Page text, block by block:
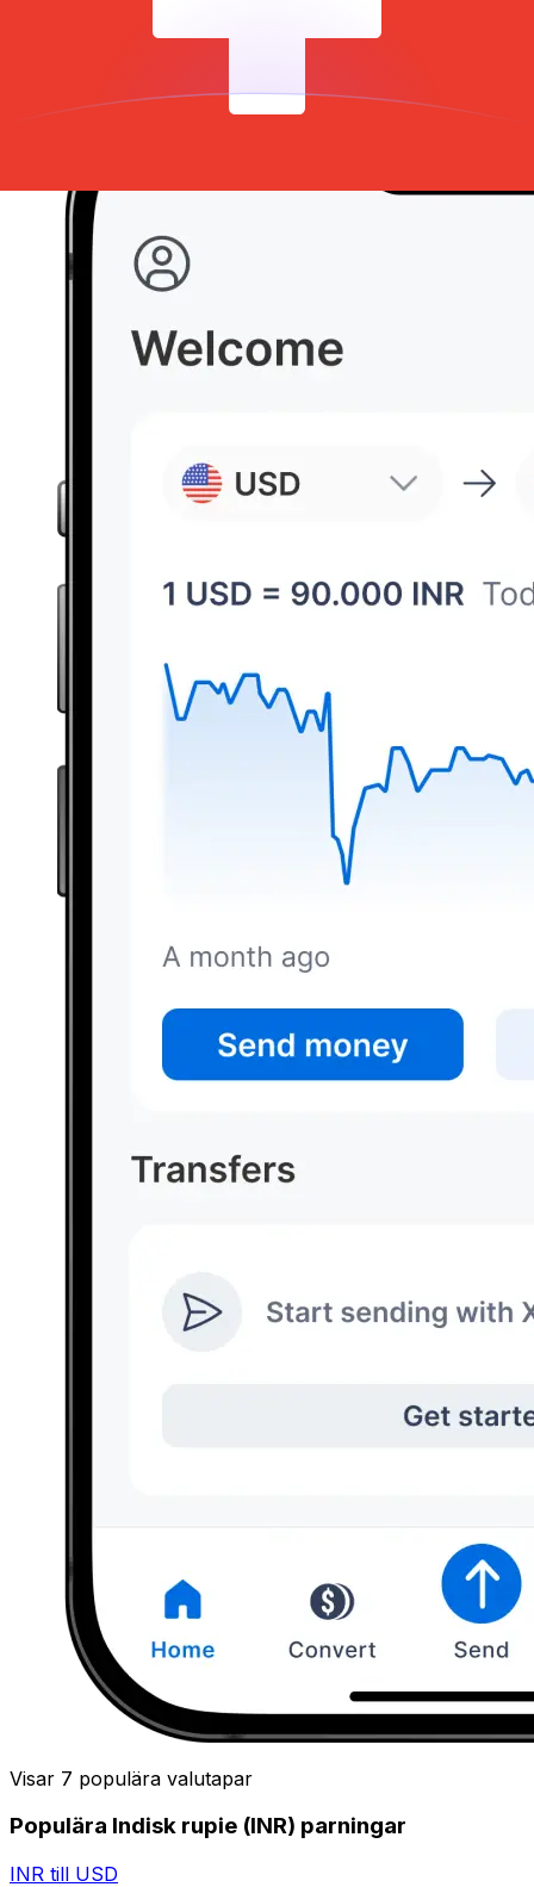
Visar 7 populära valutapar
Populära Indisk rupie (INR) parningar
INR till USD